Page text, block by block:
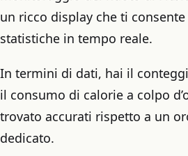
un ricco display che ti
statistiche in tempo reale.
In termini di dati, hai il
il consumo di calorie a colpo
trovato accurati rispetto a un
dedicato.